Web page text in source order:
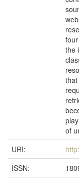
the
of
URI:
ISSN: